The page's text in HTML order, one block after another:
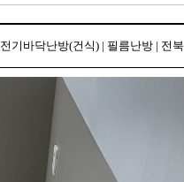
전기바닥난방(건식) | 필름난방 | 전북